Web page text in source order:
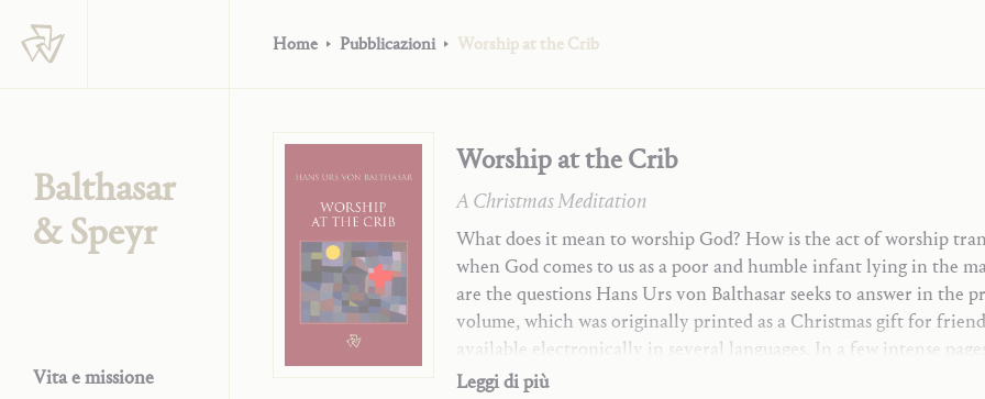
Balthasar
& Speyr
Vita e missione
Home Pubblicazioni Worship at the Crib
Worship at the Crib
A Christmas Meditation
What does it mean to worship God? How is the act of worship
when God comes to us as a poor and humble infant lying in the
are the questions Hans Urs von Balthasar seeks to answer in the
volume, which was originally printed as a Christmas gift for
available electronically in several languages. In a few intense
von Balthasar guides readers to discover the new, Christian sense
Leggi di più